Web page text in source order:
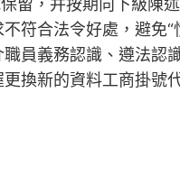
留，并按期向下級陳
符合法令好處，避免“
員義務認識、遵法認
換新的資料工商掛號